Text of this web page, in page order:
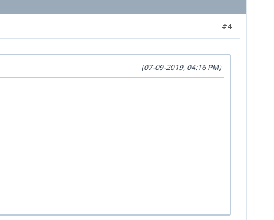
#4
(07-09-2019, 04:16 PM)